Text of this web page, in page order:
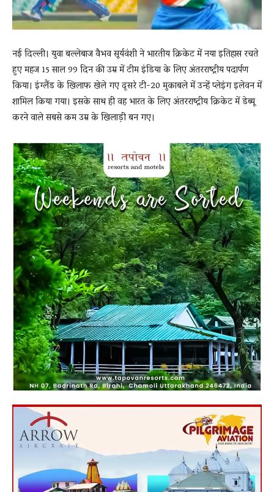
नई दिल्ली। युवा बल्लेबाज वैभव सूर्यवंशी ने भारतीय क्रिकेट में नया इतिहास रचते
हुए महज 15 साल 99 दिन की उम्र में टीम इंडिया के लिए अंतरराष्ट्रीय पदार्पण
किया। इंग्लैंड के खिलाफ खेले गए दूसरे टी-20 मुकाबले में उन्हें प्लेइंग इलेवन में
शामिल किया गया। इसके साथ ही वह भारत के लिए अंतरराष्ट्रीय क्रिकेट में डेब्यू
करने वाले सबसे कम उम्र के खिलाड़ी बन गए।